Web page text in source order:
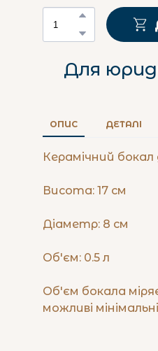
Для
ОПИС ДЕТАЛІ
Керамічний бокал
Висота: 17 см
Діаметр: 8 см
Об'єм: 0.5 л
Об'єм бокала
можливі